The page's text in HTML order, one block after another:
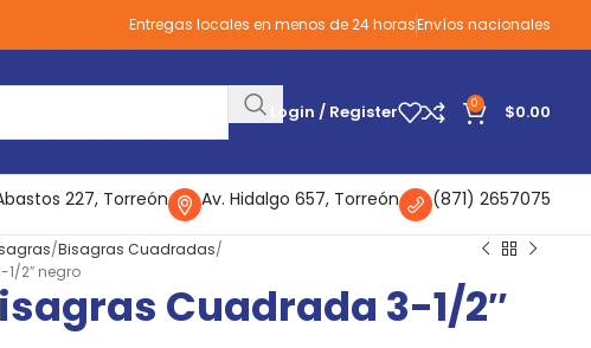
Entregas locales en menos de 24 horasEnvíos nacionales
Login / Register 0 $0.00
227, Torreón Av. Hidalgo 657, Torreón (871) 2657075
Bisagras Cuadradas
2″ negro
Cuadrada 3-1/2″